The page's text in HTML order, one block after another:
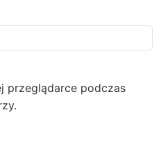
przeglądarce podczas